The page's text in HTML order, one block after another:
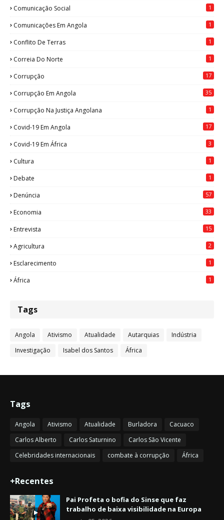
Comunicação Social 1
Comunicações Em Angola 1
Conflito De Terras 1
Correia Do Norte 1
Corrupção 17
Corrupção Em Angola 35
Corrupção Na Justiça Angolana 1
Covid-19 Em Angola 17
Covid-19 Em África 3
Cultura 1
Debate 1
Denúncia 57
Economia 33
Entrevista 15
Agricultura 2
Esclarecimento 1
África 1
Tags
Angola Ativismo Atualidade Autarquias
Indústria
Investigação
Isabel dos Santos África
Tags
Angola Ativismo Atualidade Burladora
Cacuaco
Carlos Alberto
Carlos Saturnino
Carlos São Vicente
Celebridades internacionais
combate à corrupção África
+Recentes
Pai Profeta o bofia do Sinse que faz
trabalho de baixa visibilidade na Europa